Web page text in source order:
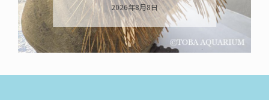
2026年8月8日